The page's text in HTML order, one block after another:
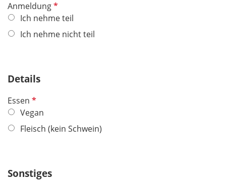
f
e
l
AnmeldungP
f
l
d
Ich nehme teil
Ich nehme nicht teil
Details
Essen P
f
l
t
Vegan
Fleisch (kein Schwein)
Sonstiges